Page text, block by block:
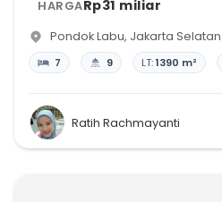
HARGARp31 miliar
Pondok Labu, Jakarta Selatan
7 9 LT:1390 m²
Ratih Rachmayanti